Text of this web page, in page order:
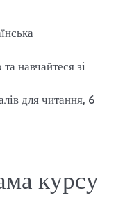
навчайтеся зі
для читання, 6
курсу